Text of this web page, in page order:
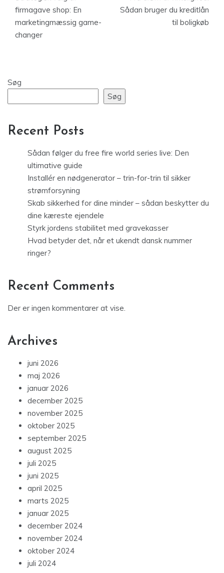
firmagave shop: En
marketingmæssig game-
changer
Sådan bruger du kreditlån
til boligkøb
Søg
Søg
Recent Posts
Sådan følger du free fire world series live: Den
ultimative guide
Installér en nødgenerator – trin-for-trin til sikker
strømforsyning
Skab sikkerhed for dine minder – sådan beskytter du
dine kæreste ejendele
Styrk jordens stabilitet med gravekasser
Hvad betyder det, når et ukendt dansk nummer
ringer?
Recent Comments
Der er ingen kommentarer at vise.
Archives
juni 2026
maj 2026
januar 2026
december 2025
november 2025
oktober 2025
september 2025
august 2025
juli 2025
juni 2025
april 2025
marts 2025
januar 2025
december 2024
november 2024
oktober 2024
juli 2024